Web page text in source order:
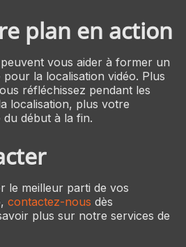
plan en action
vous aider à former un
la localisation vidéo. Plus
réfléchissez pendant les
localisation, plus votre
début à la fin.
le meilleur parti de vos
contactez-nous dès
plus sur notre services de